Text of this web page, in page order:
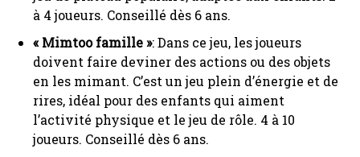
à 4 joueurs. Conseillé dès 6 ans.
« Mimtoo famille »: Dans ce jeu, les joueurs
doivent faire deviner des actions ou des objets
en les mimant. C’est un jeu plein d’énergie et de
rires, idéal pour des enfants qui aiment
l’activité physique et le jeu de rôle. 4 à 10
joueurs. Conseillé dès 6 ans.